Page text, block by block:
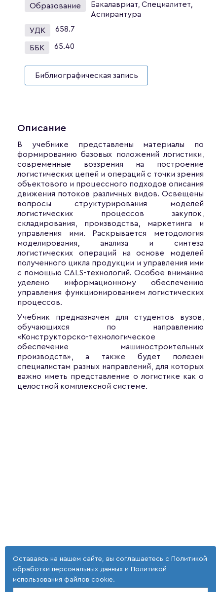
Образование
Бакалавриат, Специалитет,
Аспирантура
УДК 658.7
ББК 65.40
Библиографическая запись
Описание
В учебнике представлены материалы по
формированию базовых положений логистики,
современные воззрения на построение
логистических цепей и операций с точки зрения
объектового и процессного подходов описания
движения потоков различных видов. Освещены
вопросы структурирования моделей
логистических процессов закупок,
складирования, производства, маркетинга и
управления ими. Раскрывается методология
моделирования, анализа и синтеза
логистических операций на основе моделей
полученного цикла продукции и управления ими
с помощью CALS-технологий. Особое внимание
уделено информационному обеспечению
управления функционированием логистических
процессов.
Учебник предназначен для студентов вузов,
обучающихся по направлению
«Конструкторско-технологическое
обеспечение машиностроительных
производств», а также будет полезен
специалистам разных направлений, для которых
важно иметь представление о логистике как о
целостной комплексной системе.
Оставаясь на нашем сайте, вы соглашаетесь с Политикой
обработки персональных данных и Политикой
использования файлов cookie.